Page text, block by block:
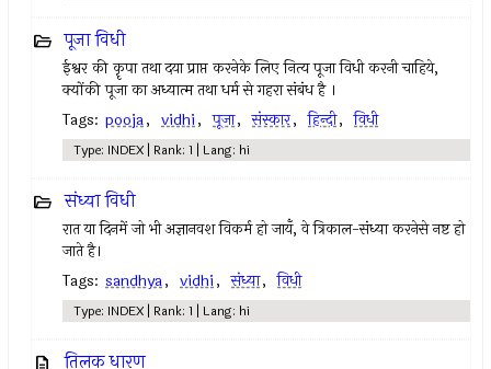
पूजा विधी
ईश्वर की कॄपा तथा दया प्राप्त करनेके लिए नित्य पूजा विधी करनी चाहिये,
क्योंकी पूजा का अध्यात्म तथा धर्म से गहरा संबंध है ।
Tags: pooja, vidhi, पूजा, संस्कार, हिन्दी, विधी
Type: INDEX | Rank: 1 | Lang: hi
संध्या विधी
रात या दिनमें जो भी अज्ञानवश विकर्म हो जायँ, वे त्रिकाल-संध्या करनेसे नष्ट हो
जाते है।
Tags: sandhya, vidhi, संध्या, विधी
Type: INDEX | Rank: 1 | Lang: hi
तिलक धारण